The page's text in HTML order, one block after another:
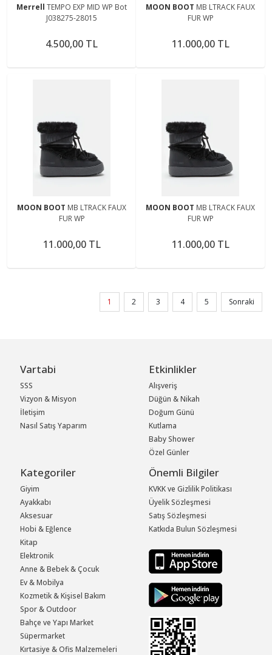
Merrell TEMPO EXP MID WP Bot
J038275-28015
4.500,00 TL
MOON BOOT MB LTRACK FAUX
FUR WP
11.000,00 TL
MOON BOOT MB LTRACK FAUX
FUR WP
11.000,00 TL
MOON BOOT MB LTRACK FAUX
FUR WP
11.000,00 TL
1 2 3 4 5 Sonraki
Vartabi
SSS
Vizyon & Misyon
İletişim
Nasıl Satış Yaparım
Etkinlikler
Alışveriş
Düğün & Nikah
Doğum Günü
Kutlama
Baby Shower
Özel Günler
Kategoriler
Giyim
Ayakkabı
Aksesuar
Hobi & Eğlence
Kitap
Elektronik
Anne & Bebek & Çocuk
Ev & Mobilya
Kozmetik & Kişisel Bakım
Spor & Outdoor
Bahçe ve Yapı Market
Süpermarket
Kırtasiye & Ofis Malzemeleri
Önemli Bilgiler
KVKK ve Gizlilik Politikası
Üyelik Sözleşmesi
Satış Sözleşmesi
Katkıda Bulun Sözleşmesi